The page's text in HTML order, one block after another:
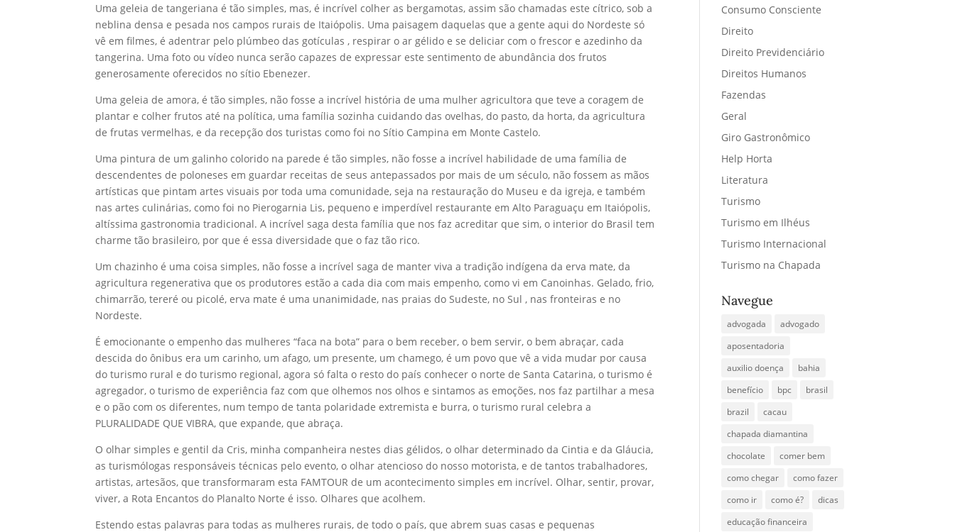
Uma geleia de tangeriana é tão simples, mas, é incrível colher as bergamotas, assim são chamadas este cítrico, sob a
neblina densa e pesada nos campos rurais de Itaiópolis. Uma paisagem daquelas que a gente aqui do Nordeste só
vê em filmes, é adentrar pelo plúmbeo das gotículas , respirar o ar gélido e se deliciar com o frescor e azedinho da
tangerina. Uma foto ou vídeo nunca serão capazes de expressar este sentimento de abundância dos frutos
generosamente oferecidos no sítio Ebenezer.
Uma geleia de amora, é tão simples, não fosse a incrível história de uma mulher agricultora que teve a coragem de
plantar e colher frutos até na política, uma família sozinha cuidando das ovelhas, do pasto, da horta, da agricultura
de frutas vermelhas, e da recepção dos turistas como foi no Sítio Campina em Monte Castelo.
Uma pintura de um galinho colorido na parede é tão simples, não fosse a incrível habilidade de uma família de
descendentes de poloneses em guardar receitas de seus antepassados por mais de um século, não fossem as mãos
artísticas que pintam artes visuais por toda uma comunidade, seja na restauração do Museu e da igreja, e também
nas artes culinárias, como foi no Pierogarnia Lis, pequeno e imperdível restaurante em Alto Paraguaçu em Itaiópolis,
altíssima gastronomia tradicional. A incrível saga desta família que nos faz acreditar que sim, o interior do Brasil tem
charme tão brasileiro, por que é essa diversidade que o faz tão rico.
Um chazinho é uma coisa simples, não fosse a incrível saga de manter viva a tradição indígena da erva mate, da
agricultura regenerativa que os produtores estão a cada dia com mais empenho, como vi em Canoinhas. Gelado, frio,
chimarrão, tereré ou picolé, erva mate é uma unanimidade, nas praias do Sudeste, no Sul , nas fronteiras e no
Nordeste.
É emocionante o empenho das mulheres “faca na bota” para o bem receber, o bem servir, o bem abraçar, cada
descida do ônibus era um carinho, um afago, um presente, um chamego, é um povo que vê a vida mudar por causa
do turismo rural e do turismo regional, agora só falta o resto do país conhecer o norte de Santa Catarina, o turismo é
agregador, o turismo de experiência faz com que olhemos nos olhos e sintamos as emoções, nos faz partilhar a mesa
e o pão com os diferentes, num tempo de tanta polaridade extremista e burra, o turismo rural celebra a
PLURALIDADE QUE VIBRA, que expande, que abraça.
O olhar simples e gentil da Cris, minha companheira nestes dias gélidos, o olhar determinado da Cintia e da Gláucia,
as turismólogas responsáveis técnicas pelo evento, o olhar atencioso do nosso motorista, e de tantos trabalhadores,
artistas, artesãos, que transformaram esta FAMTOUR de um acontecimento simples em incrível. Olhar, sentir, provar,
viver, a Rota Encantos do Planalto Norte é isso. Olhares que acolhem.
Estendo estas palavras para todas as mulheres rurais, de todo o país, que abrem suas casas e pequenas
Consumo Consciente
Direito
Direito Previdenciário
Direitos Humanos
Fazendas
Geral
Giro Gastronômico
Help Horta
Literatura
Turismo
Turismo em Ilhéus
Turismo Internacional
Turismo na Chapada
Navegue
advogada
advogado
aposentadoria
auxilio doença
bahia
benefício
bpc
brasil
brazil
cacau
chapada diamantina
chocolate
comer bem
como chegar
como fazer
como ir
como é?
dicas
educação financeira